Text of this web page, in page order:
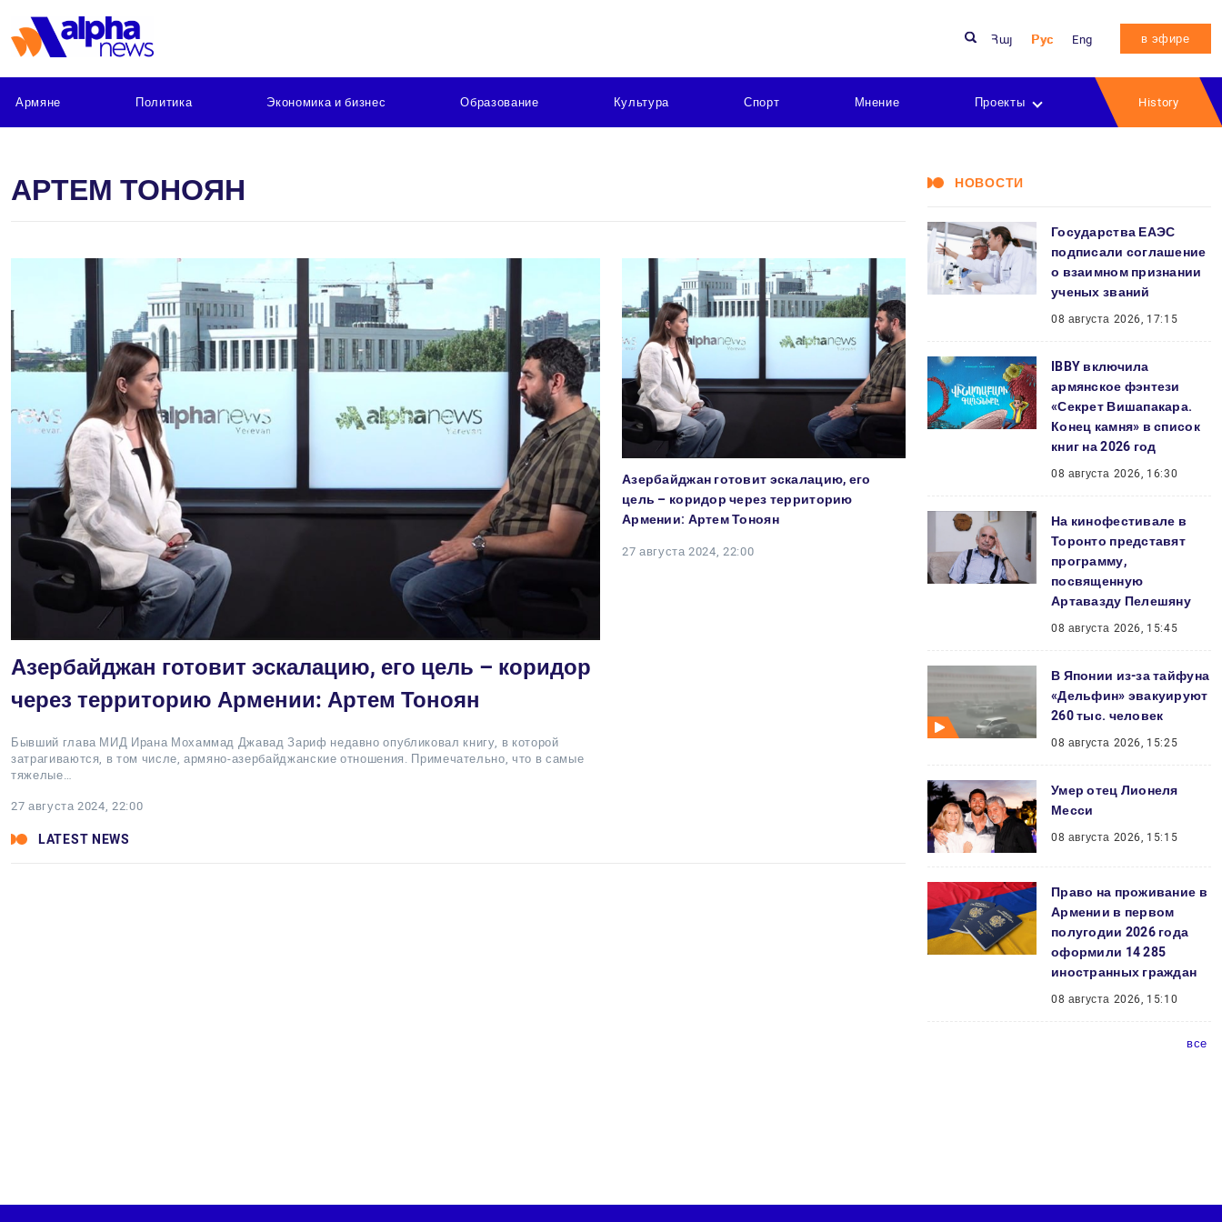
Հայ Рус Eng в эфире
Армяне Политика Экономика и бизнес Образование Культура Спорт Мнение Проекты History
АРТЕМ ТОНОЯН
Азербайджан готовит эскалацию, его цель – коридор
через территорию Армении: Артем Тоноян
Бывший глава МИД Ирана Мохаммад Джавад Зариф недавно опубликовал книгу, в которой
затрагиваются, в том числе, армяно-азербайджанские отношения. Примечательно, что в самые
тяжелые…
27 августа 2024, 22:00
Азербайджан готовит эскалацию, его
цель – коридор через территорию
Армении: Артем Тоноян
27 августа 2024, 22:00
LATEST NEWS
НОВОСТИ
Государства ЕАЭС
подписали соглашение
о взаимном признании
ученых званий
08 августа 2026, 17:15
IBBY включила
армянское фэнтези
«Секрет Вишапакара.
Конец камня» в список
книг на 2026 год
08 августа 2026, 16:30
На кинофестивале в
Торонто представят
программу,
посвященную
Артавазду Пелешяну
08 августа 2026, 15:45
В Японии из-за тайфуна
«Дельфин» эвакуируют
260 тыс. человек
08 августа 2026, 15:25
Умер отец Лионеля
Месси
08 августа 2026, 15:15
Право на проживание в
Армении в первом
полугодии 2026 года
оформили 14 285
иностранных граждан
08 августа 2026, 15:10
все